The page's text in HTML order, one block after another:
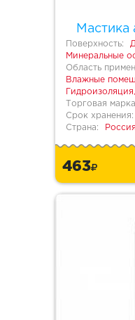
Мастика
Поверхность:
Минеральные
Область
Влажные
Торговая
Срок хранения:
Страна:
Россия
463